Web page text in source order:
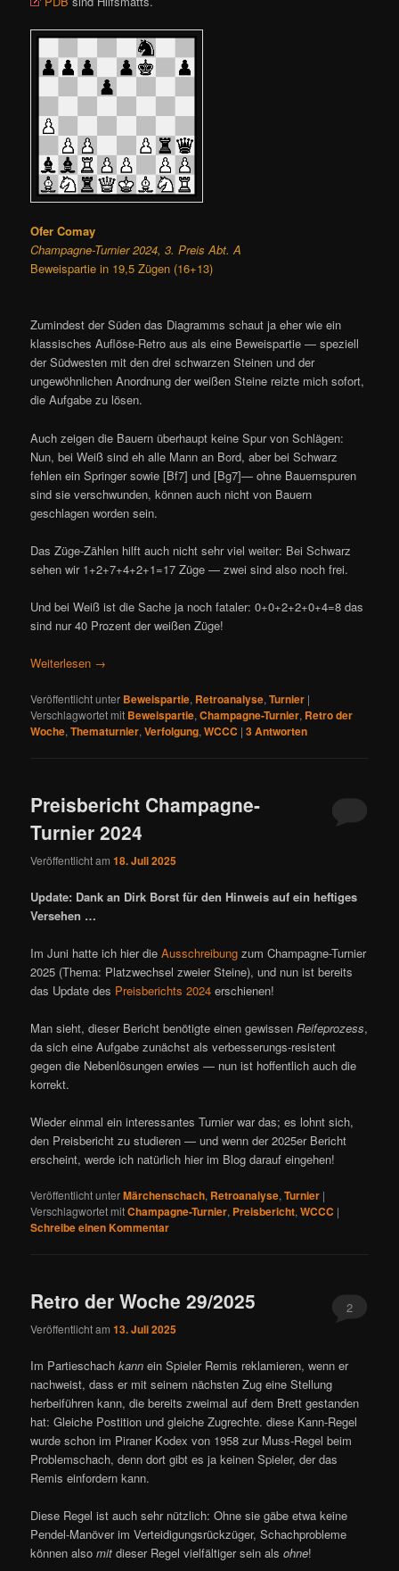
Ofer Comay
Champagne-Turnier 2024, 3. Preis Abt. A
Beweispartie in 19,5 Zügen (16+13)
Zumindest der Süden das Diagramms schaut ja eher wie ein
klassisches Auflöse-Retro aus als eine Beweispartie — speziell
der Südwesten mit den drei schwarzen Steinen und der
ungewöhnlichen Anordnung der weißen Steine reizte mich sofort,
die Aufgabe zu lösen.
Auch zeigen die Bauern überhaupt keine Spur von Schlägen:
Nun, bei Weiß sind eh alle Mann an Bord, aber bei Schwarz
fehlen ein Springer sowie [Bf7] und [Bg7]— ohne Bauernspuren
sind sie verschwunden, können auch nicht von Bauern
geschlagen worden sein.
Das Züge-Zählen hilft auch nicht sehr viel weiter: Bei Schwarz
sehen wir 1+2+7+4+2+1=17 Züge — zwei sind also noch frei.
Und bei Weiß ist die Sache ja noch fataler: 0+0+2+2+0+4=8 das
sind nur 40 Prozent der weißen Züge!
Weiterlesen →
Veröffentlicht unter Beweispartie, Retroanalyse,Turnier |
Verschlagwortet mit Beweispartie,Champagne-Turnier, Retro der
Woche,Thematurnier,Verfolgung,WCCC |3Antworten
Preisbericht Champagne-
Turnier 2024
Veröffentlicht am18. Juli 2025
Update: Dank an Dirk Borst für den Hinweis auf ein heftiges
Versehen …
Im Juni hatte ich hier dieAusschreibung zum Champagne-Turnier
2025 (Thema: Platzwechsel zweier Steine), und nun ist bereits
das Update des Preisberichts 2024 erschienen!
Man sieht, dieser Bericht benötigte einen gewissenReifeprozess,
da sich eine Aufgabe zunächst als verbesserungs-resistent
gegen die Nebenlösungen erwies — nun ist hoffentlich auch die
korrekt.
Wieder einmal ein interessantes Turnier war das; es lohnt sich,
den Preisbericht zu studieren — und wenn der 2025er Bericht
erscheint, werde ich natürlich hier im Blog darauf eingehen!
Veröffentlicht unterMärchenschach, Retroanalyse,Turnier |
Verschlagwortet mitChampagne-Turnier, Preisbericht,WCCC |
Schreibe einen Kommentar
Retro der Woche 29/2025
Veröffentlicht am13. Juli 2025
2
Im Partieschachkann ein Spieler Remis reklamieren, wenn er
nachweist, dass er mit seinem nächsten Zug eine Stellung
herbeiführen kann, die bereits zweimal auf dem Brett gestanden
hat: Gleiche Postition und gleiche Zugrechte. diese Kann-Regel
wurde schon im Piraner Kodex von 1958 zur Muss-Regel beim
Problemschach, denn dort gibt es ja keinen Spieler, der das
Remis einfordern kann.
Diese Regel ist auch sehr nützlich: Ohne sie gäbe etwa keine
Pendel-Manöver im Verteidigungsrückzüger, Schachprobleme
können alsomit dieser Regel vielfältiger sein alsohne!